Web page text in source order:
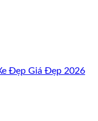
Đẹp Giá Đẹp 2026